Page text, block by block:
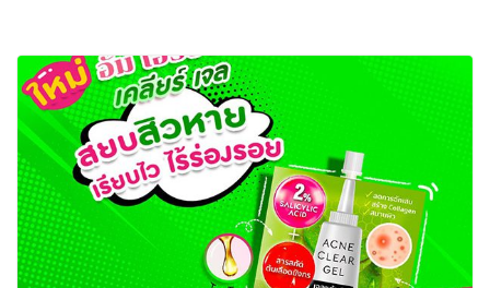
8.8 “ซูเลียน” รวมพลังนักธุรกิจทั่ว
ประเทศ จัดประชุมใหญ่แห่งปี พบ CEO
“ดร.ปิยะวัฒน์” ถ่ายทอดวิสัยทัศน์ธุรกิจ
พร้อมฟรีคอนเสิร์ต “โชค รถแห่” ยกวง
AirAsia X SEE FAH พันธมิตรทางธุรกิจ
ยาวนานกว่า 20 ปี ต่อยอดเสิร์ฟความ
อร่อย ยกเมนูระดับตำนาน “ข้าวหน้าไก่
ราชวงศ์” พุ่งทะยานสู่น่านฟ้า